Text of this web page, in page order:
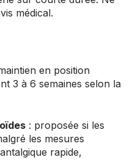
médical.
en position
3 à 6 semaines selon la
: proposée si les
les mesures
rapide,